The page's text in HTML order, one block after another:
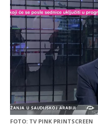
FOTO: TV PINK PRINTSCREEN